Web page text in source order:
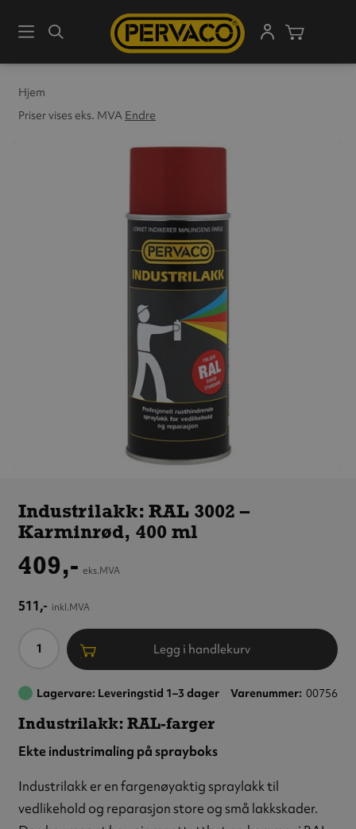
MenySøk
Hjem
Priser vises eks. MVA Endre
Karminrød,
400 ml
Industrilakk: RAL 3002 –
Karminrød, 400 ml
409,- eks.MVA
511,- inkl.MVA
Antall Legg i handlekurv
Lagervare: Leveringstid 1–3 dager Varenummer 00756
Industrilakk: RAL-farger
Ekte industrimaling på sprayboks
Industrilakk er en fargenøyaktig spraylakk til
vedlikehold og reparasjon store og små lakkskader.